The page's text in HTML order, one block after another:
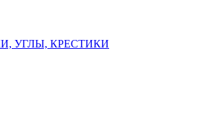
УГЛЫ, КРЕСТИКИ